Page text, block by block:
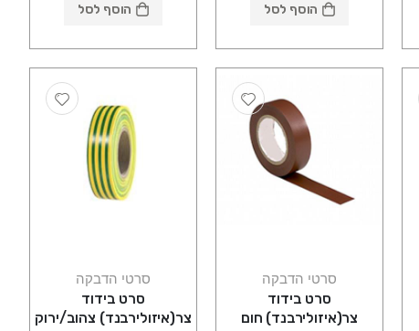
הוסף לסל הוסף לסל
סרטי הדבקה
סרט בידוד
צר(איזולירבנד) חום
סרטי הדבקה
סרט בידוד
צר(איזולירבנד) צהוב/ירוק